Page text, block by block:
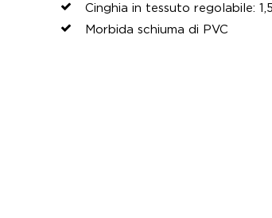
Cinghia in tessuto regolabile:
Morbida schiuma di PVC